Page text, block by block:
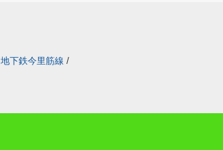
地下鉄今里筋線 /